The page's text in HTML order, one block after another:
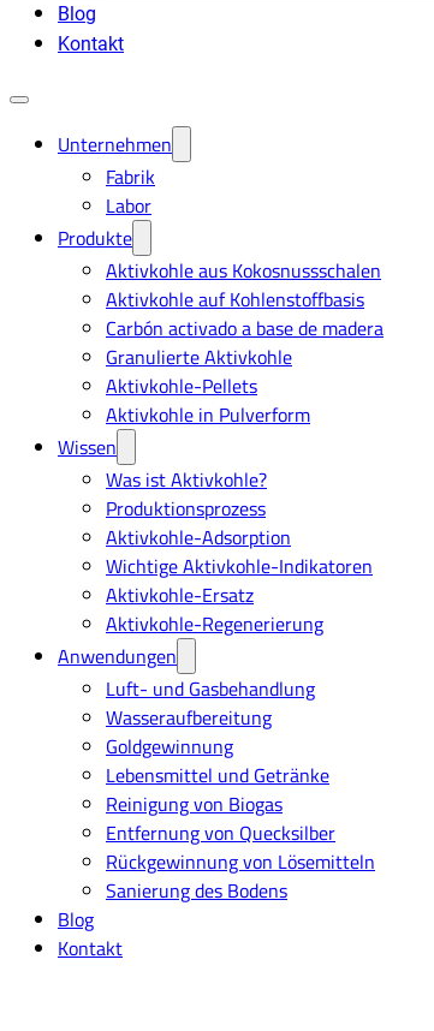
Blog
Kontakt
Unternehmen
Fabrik
Labor
Produkte
Aktivkohle aus Kokosnussschalen
Aktivkohle auf Kohlenstoffbasis
Carbón activado a base de madera
Granulierte Aktivkohle
Aktivkohle-Pellets
Aktivkohle in Pulverform
Wissen
Was ist Aktivkohle?
Produktionsprozess
Aktivkohle-Adsorption
Wichtige Aktivkohle-Indikatoren
Aktivkohle-Ersatz
Aktivkohle-Regenerierung
Anwendungen
Luft- und Gasbehandlung
Wasseraufbereitung
Goldgewinnung
Lebensmittel und Getränke
Reinigung von Biogas
Entfernung von Quecksilber
Rückgewinnung von Lösemitteln
Sanierung des Bodens
Blog
Kontakt